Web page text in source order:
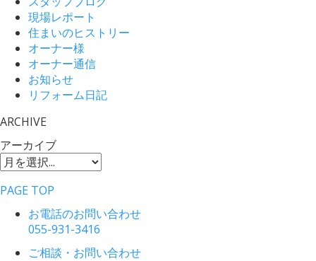
現場レポート
住まいのヒストリー
オーナー様
オーナー通信
お知らせ
リフォーム日記
ARCHIVE
アーカイブ
PAGE TOP
お電話のお問い合わせ
055-931-3416
ご相談・お問い合わせ